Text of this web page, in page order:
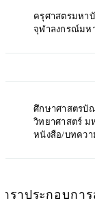
ครุศาสตรมหา
จุฬาลงกรณ์มห
ศึกษาศาสตรบั
วิทยาศาสตร์ ม
หนังสือ/บทควา
ำราประกอบกา